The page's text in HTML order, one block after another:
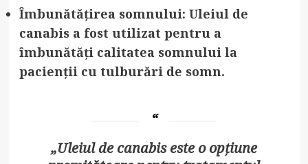
Îmbunătățirea somnului: Uleiul de
canabis a fost utilizat pentru a
îmbunătăți calitatea somnului la
pacienții cu tulburări de somn.
„Uleiul de canabis este o opțiune